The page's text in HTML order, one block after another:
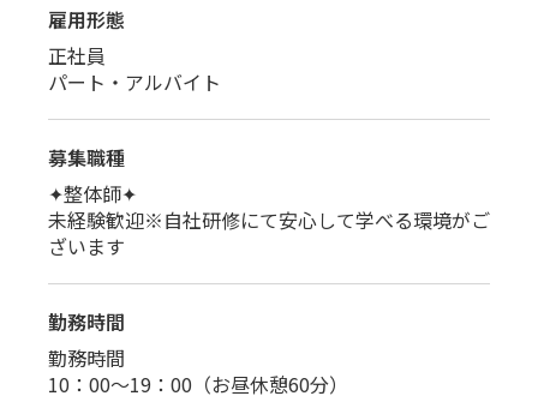
雇用形態
正社員
パート・アルバイト
募集職種
✦整体師✦
未経験歓迎※自社研修にて安心して学べる環境がご
ざいます
勤務時間
勤務時間
10：00～19：00（お昼休憩60分）